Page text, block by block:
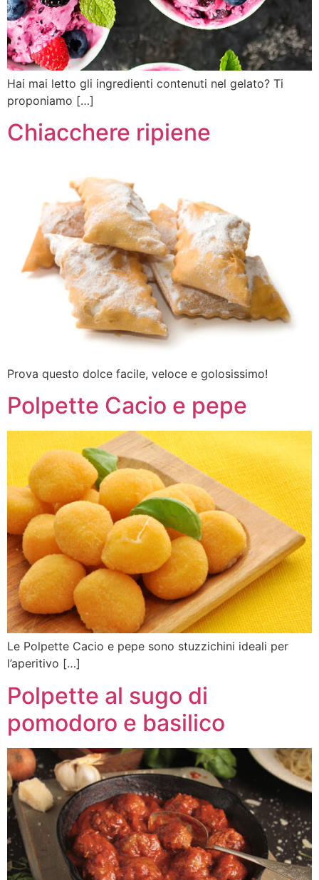
Hai mai letto gli ingredienti contenuti nel gelato? Ti
proponiamo […]
Chiacchere ripiene
Prova questo dolce facile, veloce e golosissimo!
Polpette Cacio e pepe
Le Polpette Cacio e pepe sono stuzzichini ideali per
l’aperitivo […]
Polpette al sugo di
pomodoro e basilico